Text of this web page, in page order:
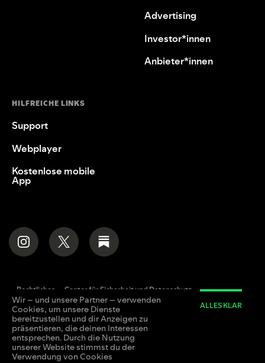
Advertising
Investor*innen
Anbieter*innen
HILFREICHE LINKS
Support
Webplayer
Kostenlose mobile
App
Rechtliches
Center für Sicherheit und Datenschutz
Datenschutzrichtlinie
Cookies Über Werbung auf Spotify
Wir – und unsere Partner – verwenden
Cookies, um unsere Dienste
bereitzustellen und dir Anzeigen zu
präsentieren, die deinen Interessen
entsprechen. Durch die Nutzung
unserer Website stimmst du der
Verwendung von Cookies
ALLES KLAR